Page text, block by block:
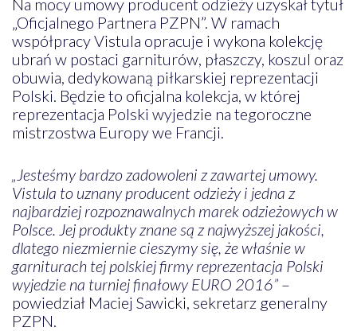
Na mocy umowy producent odzieży uzyskał tytuł
„Oficjalnego Partnera PZPN”. W ramach
współpracy Vistula opracuje i wykona kolekcję
ubrań w postaci garniturów, płaszczy, koszul oraz
obuwia, dedykowaną piłkarskiej reprezentacji
Polski. Będzie to oficjalna kolekcja, w której
reprezentacja Polski wyjedzie na tegoroczne
mistrzostwa Europy we Francji.
„Jesteśmy bardzo zadowoleni z zawartej umowy.
Vistula to uznany producent odzieży i jedna z
najbardziej rozpoznawalnych marek odzieżowych w
Polsce. Jej produkty znane są z najwyższej jakości,
dlatego niezmiernie cieszymy się, że właśnie w
garniturach tej polskiej firmy reprezentacja Polski
wyjedzie na turniej finałowy EURO 2016” –
powiedział Maciej Sawicki, sekretarz generalny
PZPN.